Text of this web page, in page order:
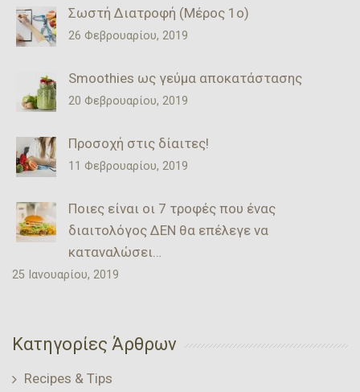
Σωστή Διατροφή (Μέρος 1ο)
26 Φεβρουαρίου, 2019
Smoothies ως γεύμα αποκατάστασης
20 Φεβρουαρίου, 2019
Προσοχή στις δίαιτες!
11 Φεβρουαρίου, 2019
Ποιες είναι οι 7 τροφές που ένας
διαιτολόγος ΔΕΝ θα επέλεγε να
καταναλώσει…
25 Ιανουαρίου, 2019
Κατηγορίες Άρθρων
Recipes & Tips